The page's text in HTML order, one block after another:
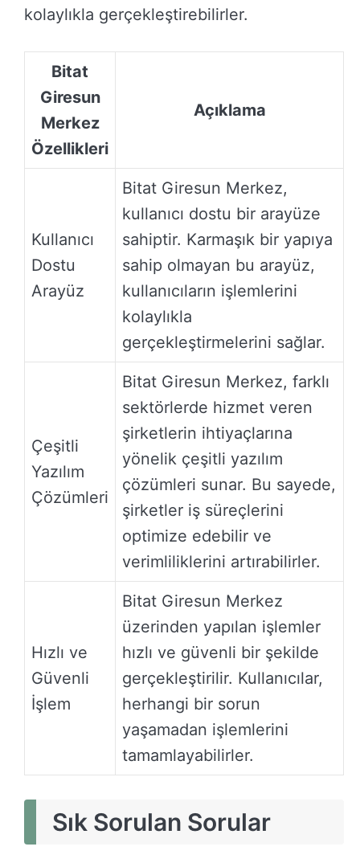
kolaylıkla gerçekleştirebilirler.
Bitat
Giresun
Merkez
Özellikleri
Açıklama
Kullanıcı
Dostu
Arayüz
Bitat Giresun Merkez,
kullanıcı dostu bir arayüze
sahiptir. Karmaşık bir yapıya
sahip olmayan bu arayüz,
kullanıcıların işlemlerini
kolaylıkla
gerçekleştirmelerini sağlar.
Çeşitli
Yazılım
Çözümleri
Bitat Giresun Merkez, farklı
sektörlerde hizmet veren
şirketlerin ihtiyaçlarına
yönelik çeşitli yazılım
çözümleri sunar. Bu sayede,
şirketler iş süreçlerini
optimize edebilir ve
verimliliklerini artırabilirler.
Hızlı ve
Güvenli
İşlem
Bitat Giresun Merkez
üzerinden yapılan işlemler
hızlı ve güvenli bir şekilde
gerçekleştirilir. Kullanıcılar,
herhangi bir sorun
yaşamadan işlemlerini
tamamlayabilirler.
Sık Sorulan Sorular